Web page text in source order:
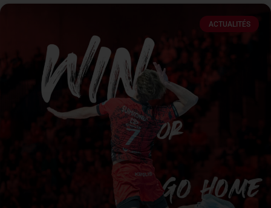
ACTUALITÉS